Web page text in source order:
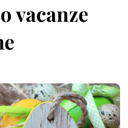
vacanze